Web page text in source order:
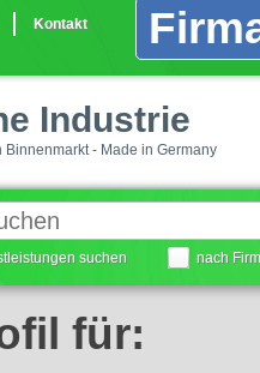
Kontakt
Industrie
- Made in Germany
suchen nach
für: